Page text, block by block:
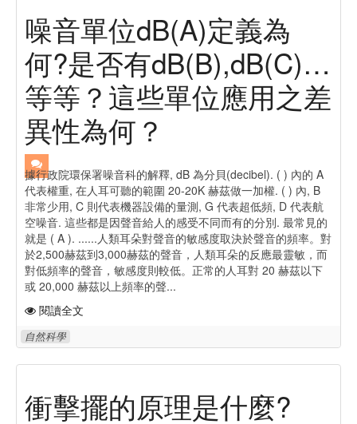
噪音單位dB(A)定義為
何?是否有dB(B),dB(C)…
等等？這些單位應用之差
異性為何？
據行政院環保署噪音科的解釋, dB 為分貝(decibel). ( ) 內的 A
代表權重, 在人耳可聽的範圍 20-20K 赫茲做一加權. ( ) 內, B
非常少用, C 則代表機器設備的量測, G 代表超低頻, D 代表航
空噪音. 這些都是因聲音給人的感受不同而有的分別. 最常見的
就是 ( A ). ......人類耳朵對聲音的敏感度取決於聲音的頻率。對
於2,500赫茲到3,000赫茲的聲音，人類耳朵的反應最靈敏，而
對低頻率的聲音，敏感度則較低。正常的人耳對 20 赫茲以下
或 20,000 赫茲以上頻率的聲...
閱讀全文
自然科學
衝擊擺的原理是什麼?